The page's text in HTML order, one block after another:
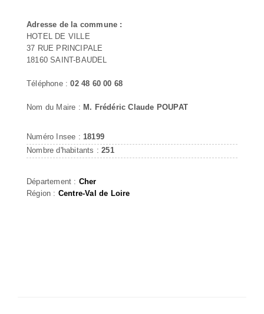
Adresse de la commune :
HOTEL DE VILLE
37 RUE PRINCIPALE
18160 SAINT-BAUDEL
Téléphone :02 48 60 00 68
Nom du Maire : M. Frédéric Claude POUPAT
Numéro Insee : 18199
Nombre d'habitants :251
Département : Cher
Région : Centre-Val de Loire